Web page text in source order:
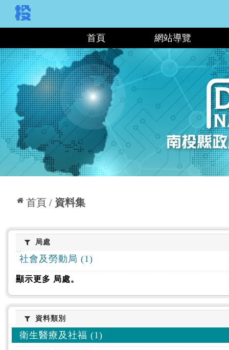
首頁 網站導覽
首頁 資料集
:::
局處局處
社會及勞動局 (1)
顯示更多 局處。
資料類別
資料類別
衛生醫療及社福 (1)